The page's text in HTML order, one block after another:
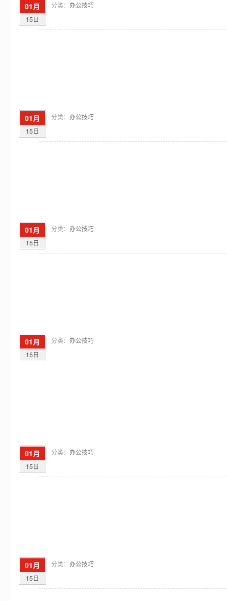
01月
15日
分类： 办公技巧
01月
15日
分类： 办公技巧
01月
15日
分类： 办公技巧
01月
15日
分类： 办公技巧
01月
15日
分类： 办公技巧
01月
15日
分类： 办公技巧